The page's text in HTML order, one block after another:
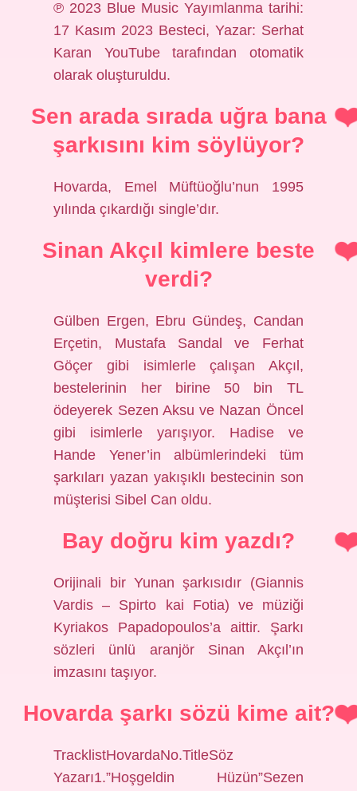
℗ 2023 Blue Music Yayımlanma tarihi:
17 Kasım 2023 Besteci, Yazar: Serhat
Karan YouTube tarafından otomatik
olarak oluşturuldu.
Sen arada sırada uğra bana
şarkısını kim söylüyor?
Hovarda, Emel Müftüoğlu’nun 1995
yılında çıkardığı single’dır.
Sinan Akçıl kimlere beste
verdi?
Gülben Ergen, Ebru Gündeş, Candan
Erçetin, Mustafa Sandal ve Ferhat
Göçer gibi isimlerle çalışan Akçıl,
bestelerinin her birine 50 bin TL
ödeyerek Sezen Aksu ve Nazan Öncel
gibi isimlerle yarışıyor. Hadise ve
Hande Yener’in albümlerindeki tüm
şarkıları yazan yakışıklı bestecinin son
müşterisi Sibel Can oldu.
Bay doğru kim yazdı?
Orijinali bir Yunan şarkısıdır (Giannis
Vardis – Spirto kai Fotia) ve müziği
Kyriakos Papadopoulos’a aittir. Şarkı
sözleri ünlü aranjör Sinan Akçıl’ın
imzasını taşıyor.
Hovarda şarkı sözü kime ait?
TracklistHovardaNo.TitleSöz
Yazarı1.”Hoşgeldin Hüzün”Sezen